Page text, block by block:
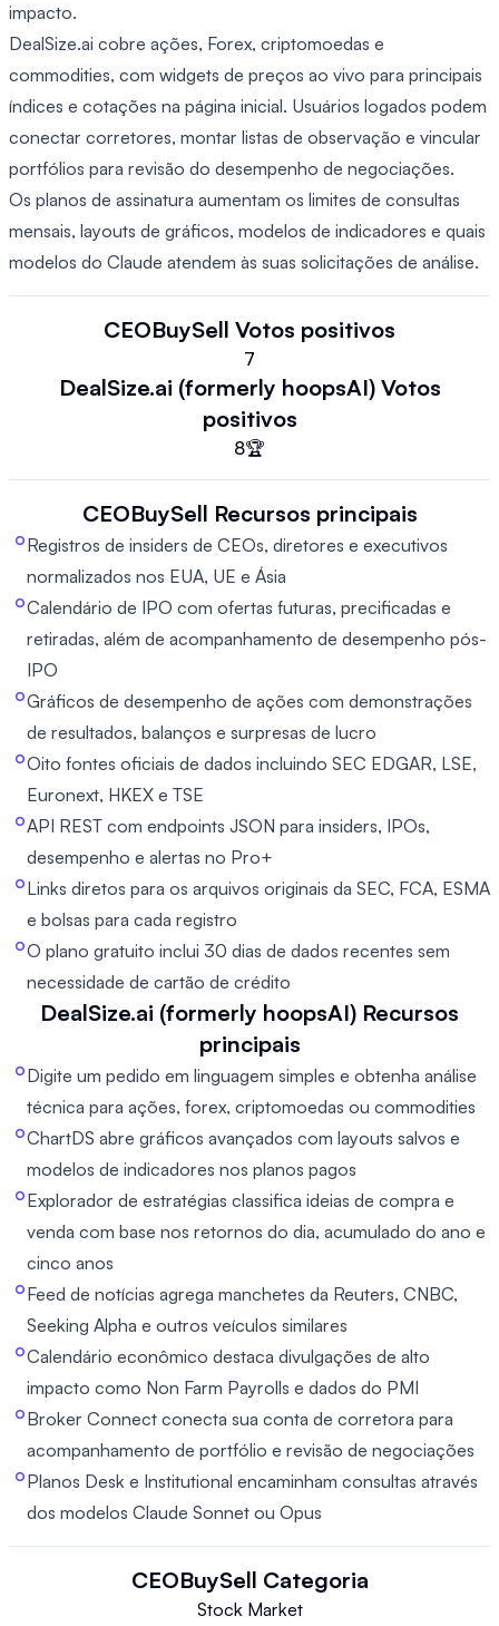
impacto.
DealSize.ai cobre ações, Forex, criptomoedas e
commodities, com widgets de preços ao vivo para principais
índices e cotações na página inicial. Usuários logados podem
conectar corretores, montar listas de observação e vincular
portfólios para revisão do desempenho de negociações.
Os planos de assinatura aumentam os limites de consultas
mensais, layouts de gráficos, modelos de indicadores e quais
modelos do Claude atendem às suas solicitações de análise.
CEOBuySell Votos positivos
7
DealSize.ai (formerly hoopsAI) Votos
positivos
8🏆
CEOBuySell Recursos principais
Registros de insiders de CEOs, diretores e executivos
normalizados nos EUA, UE e Ásia
Calendário de IPO com ofertas futuras, precificadas e
retiradas, além de acompanhamento de desempenho pós-
IPO
Gráficos de desempenho de ações com demonstrações
de resultados, balanços e surpresas de lucro
Oito fontes oficiais de dados incluindo SEC EDGAR, LSE,
Euronext, HKEX e TSE
API REST com endpoints JSON para insiders, IPOs,
desempenho e alertas no Pro+
Links diretos para os arquivos originais da SEC, FCA, ESMA
e bolsas para cada registro
O plano gratuito inclui 30 dias de dados recentes sem
necessidade de cartão de crédito
DealSize.ai (formerly hoopsAI) Recursos
principais
Digite um pedido em linguagem simples e obtenha análise
técnica para ações, forex, criptomoedas ou commodities
ChartDS abre gráficos avançados com layouts salvos e
modelos de indicadores nos planos pagos
Explorador de estratégias classifica ideias de compra e
venda com base nos retornos do dia, acumulado do ano e
cinco anos
Feed de notícias agrega manchetes da Reuters, CNBC,
Seeking Alpha e outros veículos similares
Calendário econômico destaca divulgações de alto
impacto como Non Farm Payrolls e dados do PMI
Broker Connect conecta sua conta de corretora para
acompanhamento de portfólio e revisão de negociações
Planos Desk e Institutional encaminham consultas através
dos modelos Claude Sonnet ou Opus
CEOBuySell Categoria
Stock Market